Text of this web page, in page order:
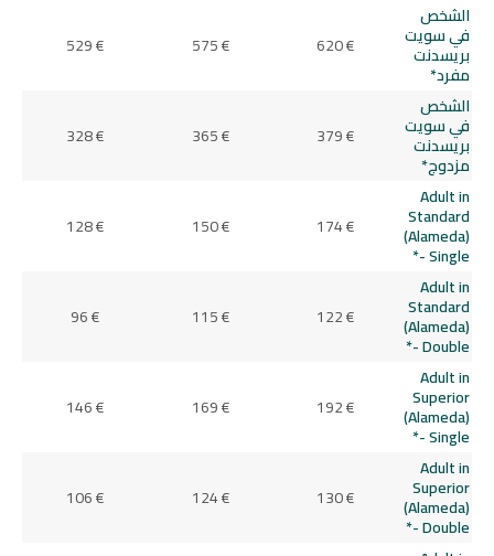
الشخص
في سويت
بريسدنت
مفرد*
620 €
575 €
529 €
الشخص
في سويت
بريسدنت
مزدوج*
379 €
365 €
328 €
Adult in
Standard
(Alameda)
- Single*
174 €
150 €
128 €
Adult in
Standard
(Alameda)
- Double*
122 €
115 €
96 €
Adult in
Superior
(Alameda)
- Single*
192 €
169 €
146 €
Adult in
Superior
(Alameda)
- Double*
130 €
124 €
106 €